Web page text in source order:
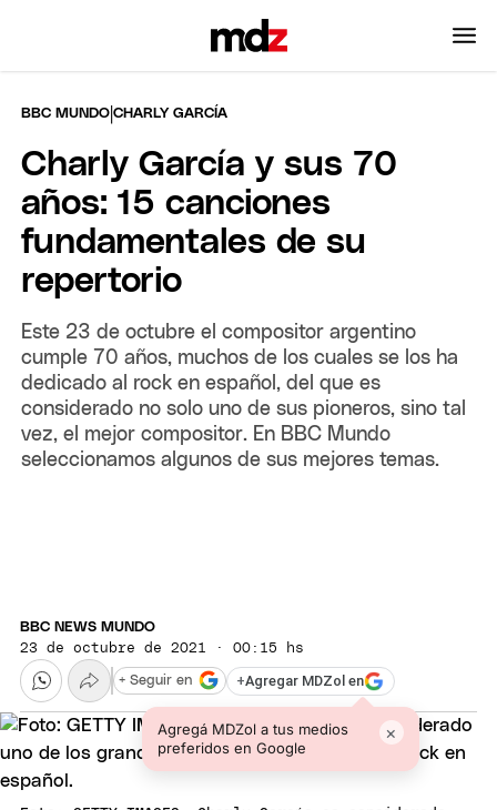
BBC MUNDO |CHARLY GARCÍA
Charly García y sus 70
años: 15 canciones
fundamentales de su
repertorio
Este 23 de octubre el compositor argentino
cumple 70 años, muchos de los cuales se los ha
dedicado al rock en español, del que es
considerado no solo uno de sus pioneros, sino tal
vez, el mejor compositor. En BBC Mundo
seleccionamos algunos de sus mejores temas.
BBC NEWS MUNDO
23 de octubre de 2021 · 00:15 hs
+Agregar MDZol en
Agregá MDZol a tus medios
preferidos en Google
×
+ Seguir en